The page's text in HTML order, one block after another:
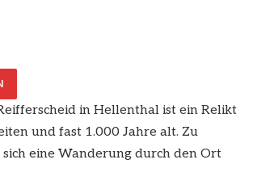
in Hellenthal ist ein Relikt
und fast 1.000 Jahre alt. Zu
eine Wanderung durch den Ort